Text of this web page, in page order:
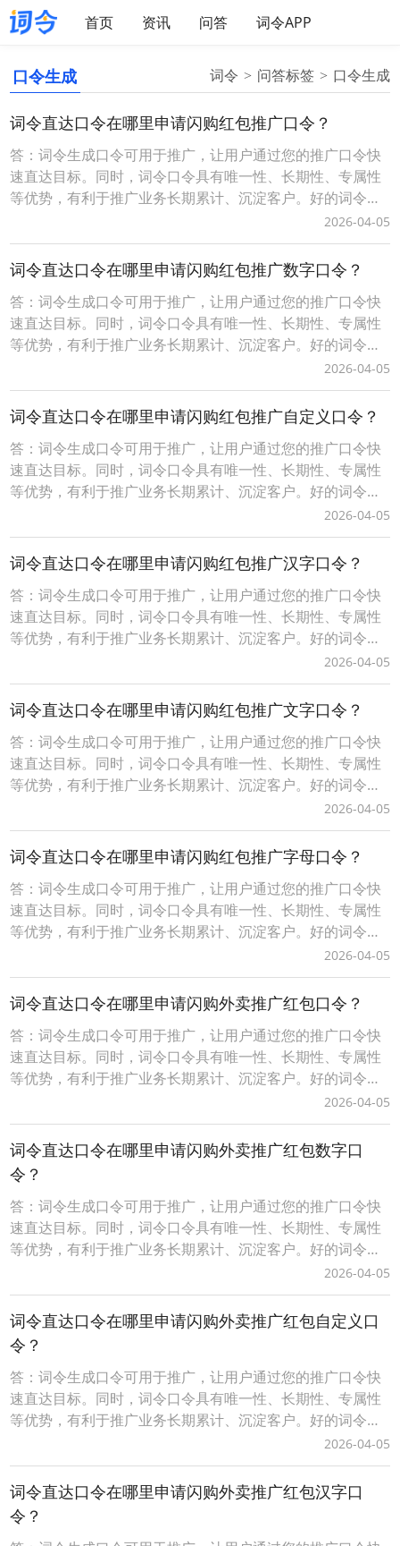
首页 资讯 问答 词令APP
口令生成 词令 问答标签 口令生成
词令直达口令在哪里申请闪购红包推广口令？
答：词令生成口令可用于推广，让用户通过您的推广口令快
速直达目标。同时，词令口令具有唯一性、长期性、专属性
等优势，有利于推广业务长期累计、沉淀客户。好的词令推
广口令（简单、易记、有含义）具有增值性、灵活性等优
势，可任意、随时更换口令打开的推广目标。词令生成口令
分为免费固定格式口令和付费自定义格式口令，不同的口令
有一定的差异性请以词令官方实际规则为准。一、自定义词
令
2026-04-05
词令直达口令在哪里申请闪购红包推广数字口令？
答：词令生成口令可用于推广，让用户通过您的推广口令快
速直达目标。同时，词令口令具有唯一性、长期性、专属性
等优势，有利于推广业务长期累计、沉淀客户。好的词令推
广口令（简单、易记、有含义）具有增值性、灵活性等优
势，可任意、随时更换口令打开的推广目标。词令生成口令
分为免费固定格式口令和付费自定义格式口令，不同的口令
有一定的差异性请以词令官方实际规则为准。一、自定义词
令
2026-04-05
词令直达口令在哪里申请闪购红包推广自定义口令？
答：词令生成口令可用于推广，让用户通过您的推广口令快
速直达目标。同时，词令口令具有唯一性、长期性、专属性
等优势，有利于推广业务长期累计、沉淀客户。好的词令推
广口令（简单、易记、有含义）具有增值性、灵活性等优
势，可任意、随时更换口令打开的推广目标。词令生成口令
分为免费固定格式口令和付费自定义格式口令，不同的口令
有一定的差异性请以词令官方实际规则为准。一、自定义词
令
2026-04-05
词令直达口令在哪里申请闪购红包推广汉字口令？
答：词令生成口令可用于推广，让用户通过您的推广口令快
速直达目标。同时，词令口令具有唯一性、长期性、专属性
等优势，有利于推广业务长期累计、沉淀客户。好的词令推
广口令（简单、易记、有含义）具有增值性、灵活性等优
势，可任意、随时更换口令打开的推广目标。词令生成口令
分为免费固定格式口令和付费自定义格式口令，不同的口令
有一定的差异性请以词令官方实际规则为准。一、自定义词
令
2026-04-05
词令直达口令在哪里申请闪购红包推广文字口令？
答：词令生成口令可用于推广，让用户通过您的推广口令快
速直达目标。同时，词令口令具有唯一性、长期性、专属性
等优势，有利于推广业务长期累计、沉淀客户。好的词令推
广口令（简单、易记、有含义）具有增值性、灵活性等优
势，可任意、随时更换口令打开的推广目标。词令生成口令
分为免费固定格式口令和付费自定义格式口令，不同的口令
有一定的差异性请以词令官方实际规则为准。一、自定义词
令
2026-04-05
词令直达口令在哪里申请闪购红包推广字母口令？
答：词令生成口令可用于推广，让用户通过您的推广口令快
速直达目标。同时，词令口令具有唯一性、长期性、专属性
等优势，有利于推广业务长期累计、沉淀客户。好的词令推
广口令（简单、易记、有含义）具有增值性、灵活性等优
势，可任意、随时更换口令打开的推广目标。词令生成口令
分为免费固定格式口令和付费自定义格式口令，不同的口令
有一定的差异性请以词令官方实际规则为准。一、自定义词
令
2026-04-05
词令直达口令在哪里申请闪购外卖推广红包口令？
答：词令生成口令可用于推广，让用户通过您的推广口令快
速直达目标。同时，词令口令具有唯一性、长期性、专属性
等优势，有利于推广业务长期累计、沉淀客户。好的词令推
广口令（简单、易记、有含义）具有增值性、灵活性等优
势，可任意、随时更换口令打开的推广目标。词令生成口令
分为免费固定格式口令和付费自定义格式口令，不同的口令
有一定的差异性请以词令官方实际规则为准。一、自定义词
令
2026-04-05
词令直达口令在哪里申请闪购外卖推广红包数字口
令？
答：词令生成口令可用于推广，让用户通过您的推广口令快
速直达目标。同时，词令口令具有唯一性、长期性、专属性
等优势，有利于推广业务长期累计、沉淀客户。好的词令推
广口令（简单、易记、有含义）具有增值性、灵活性等优
势，可任意、随时更换口令打开的推广目标。词令生成口令
分为免费固定格式口令和付费自定义格式口令，不同的口令
有一定的差异性请以词令官方实际规则为准。一、自定义词
令
2026-04-05
词令直达口令在哪里申请闪购外卖推广红包自定义口
令？
答：词令生成口令可用于推广，让用户通过您的推广口令快
速直达目标。同时，词令口令具有唯一性、长期性、专属性
等优势，有利于推广业务长期累计、沉淀客户。好的词令推
广口令（简单、易记、有含义）具有增值性、灵活性等优
势，可任意、随时更换口令打开的推广目标。词令生成口令
分为免费固定格式口令和付费自定义格式口令，不同的口令
有一定的差异性请以词令官方实际规则为准。一、自定义词
令
2026-04-05
词令直达口令在哪里申请闪购外卖推广红包汉字口
令？